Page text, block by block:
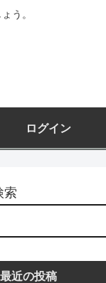
う。
ログイン
索
最近の投稿